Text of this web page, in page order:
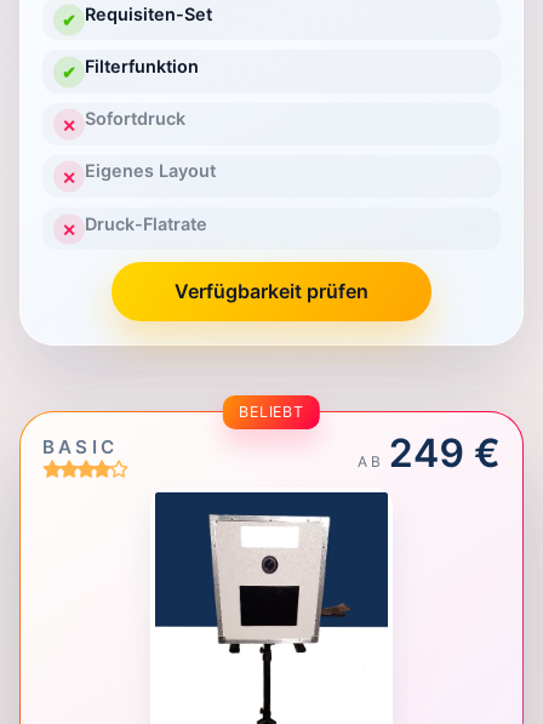
✔ Requisiten-Set
✔ Filterfunktion
✕ Sofortdruck
✕ Eigenes Layout
✕ Druck-Flatrate
Verfügbarkeit prüfen
BELIEBT
BASIC
AB 249 €